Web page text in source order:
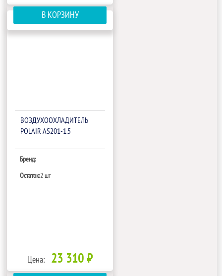
В КОРЗИНУ
ВОЗДУХООХЛАДИТЕЛЬ
POLAIR AS201-1.5
Бренд:
Остаток:2 шт
Цена: 23 310 ₽